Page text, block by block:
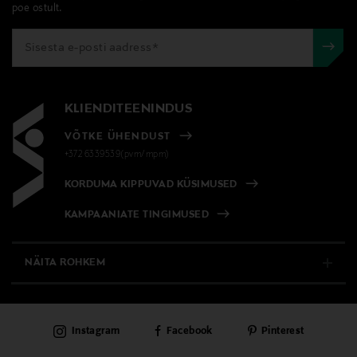
poe ostult.
KLIENDITEENINDUS
VÕTKE ÜHENDUST
+372 6339539(pvm/mpm)
KORDUMA KIPPUVAD KÜSIMUSED
KAMPAANIATE TINGIMUSED
NÄITA ROHKEM
PÜSIKLIENDITEENINDUS
Instagram Facebook Pinterest